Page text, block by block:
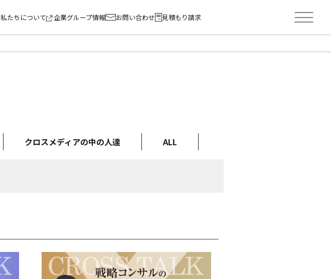
私たちについて 企業グループ情報 お問い合わせ 見積もり請求
クロスメディアの中の人達 ALL